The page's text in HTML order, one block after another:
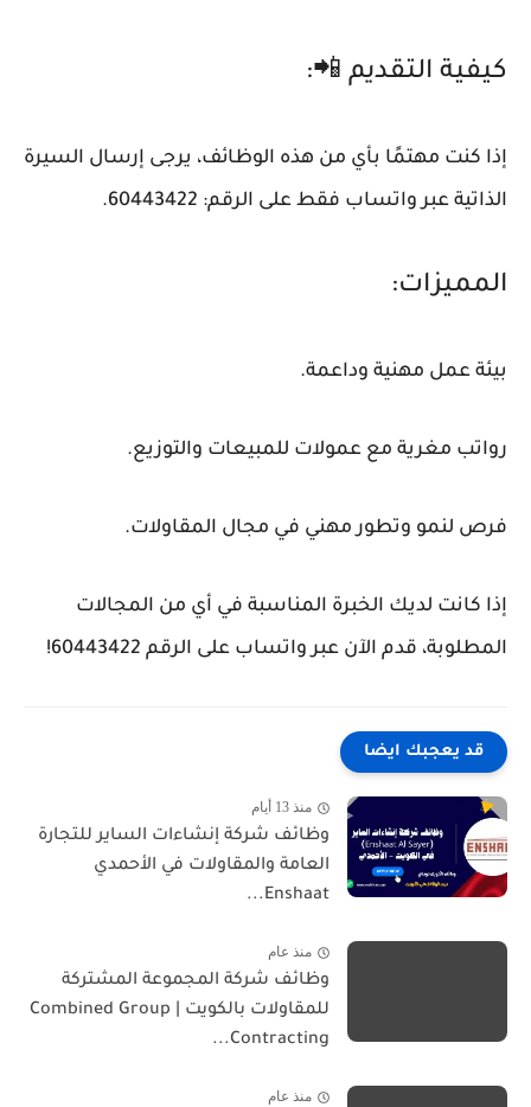
كيفية التقديم 📲:
إذا كنت مهتمًا بأي من هذه الوظائف، يرجى إرسال السيرة
الذاتية عبر واتساب فقط على الرقم: 60443422.
المميزات:
بيئة عمل مهنية وداعمة.
رواتب مغرية مع عمولات للمبيعات والتوزيع.
فرص لنمو وتطور مهني في مجال المقاولات.
إذا كانت لديك الخبرة المناسبة في أي من المجالات
المطلوبة، قدم الآن عبر واتساب على الرقم 60443422!
قد يعجبك ايضا
منذ 13 أيام
وظائف شركة إنشاءات الساير للتجارة
العامة والمقاولات في الأحمدي
Enshaat...
منذ عام
وظائف شركة المجموعة المشتركة
للمقاولات بالكويت | Combined Group
Contracting...
منذ عام